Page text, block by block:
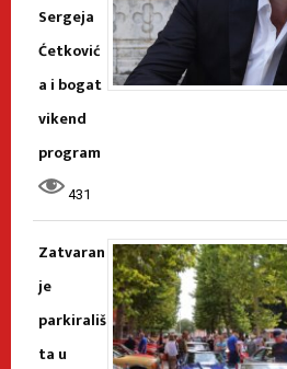
Sergeja
Ćetković
a i bogat
vikend
program
431
Zatvaran
je
parkirališ
ta u